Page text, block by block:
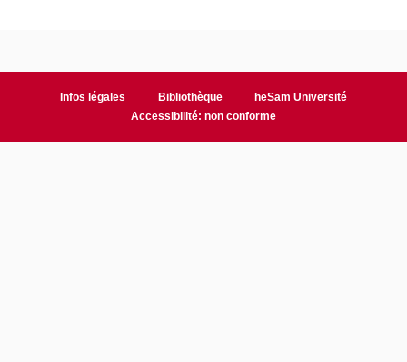
Infos légales Bibliothèque
heSam Université
Accessibilité: non conforme